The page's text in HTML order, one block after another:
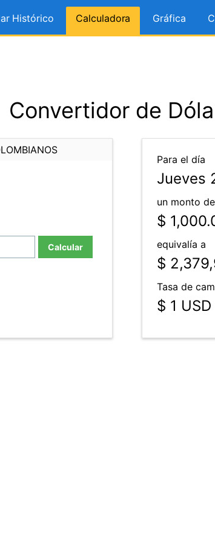
Histórico Calculadora Gráfica
Convertidor de
Calcular
Para el día
Jueves
un monto de
$
equivalía a
$
Tasa de
$ 1